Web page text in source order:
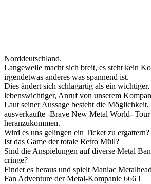
Norddeutschland.
Langeweile macht sich breit, es steht kein
irgendetwas anderes was spannend ist.
Dies ändert sich schlagartig als ein wichtiger,
lebenswichtiger, Anruf von unserem
Laut seiner Aussage besteht die
ausverkaufte -Brave New Metal World-
heranzukommen.
Wird es uns gelingen ein Ticket zu ergattern?
Ist das Game der totale Retro Müll?
Sind die Anspielungen auf diverse Metal
cringe?
Findet es heraus und spielt Maniac
Fan Adventure der Metal-Kompanie 666 !